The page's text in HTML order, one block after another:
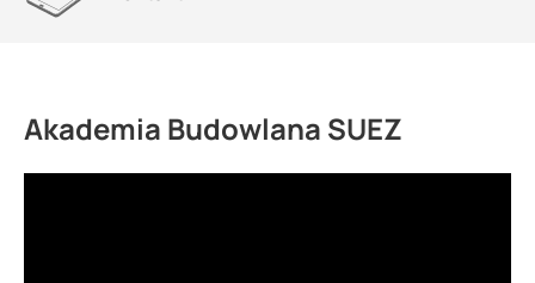
Akademia Budowlana SUEZ